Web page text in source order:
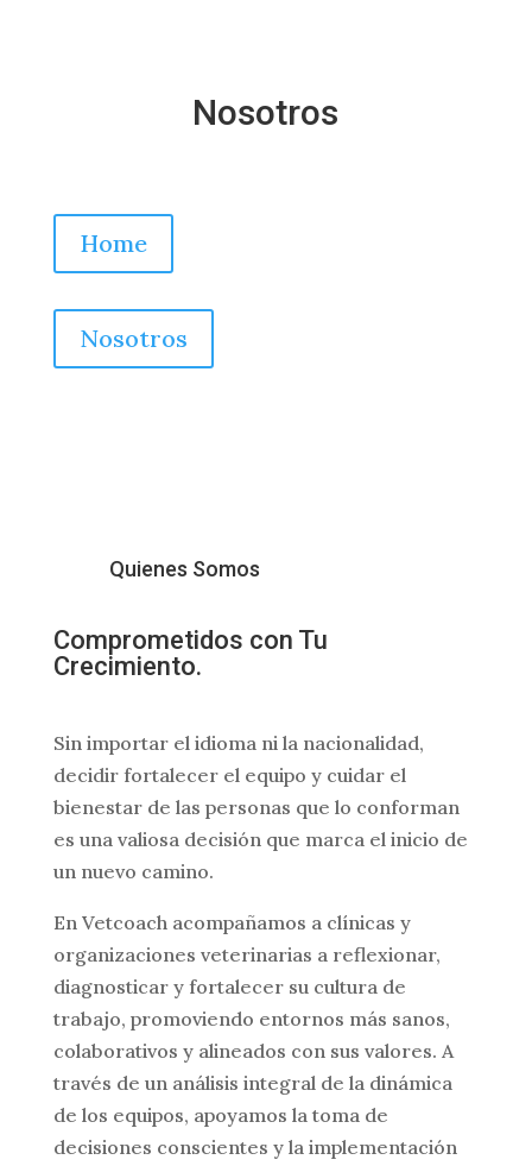
Nosotros
Home
Nosotros
Quienes Somos
Comprometidos con Tu
Crecimiento.
Sin importar el idioma ni la nacionalidad,
decidir fortalecer el equipo y cuidar el
bienestar de las personas que lo conforman
es una valiosa decisión que marca el inicio de
un nuevo camino.
En Vetcoach acompañamos a clínicas y
organizaciones veterinarias a reflexionar,
diagnosticar y fortalecer su cultura de
trabajo, promoviendo entornos más sanos,
colaborativos y alineados con sus valores. A
través de un análisis integral de la dinámica
de los equipos, apoyamos la toma de
decisiones conscientes y la implementación